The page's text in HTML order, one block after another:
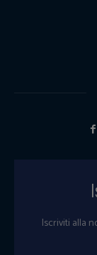
Iscriviti alla